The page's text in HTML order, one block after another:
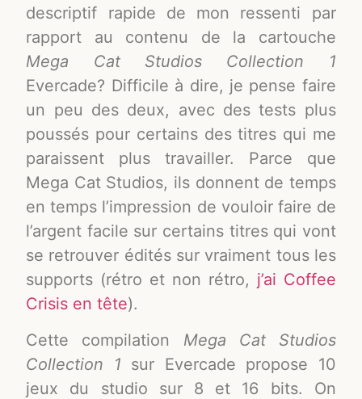
descriptif rapide de mon ressenti par
rapport au contenu de la cartouche
Mega Cat Studios Collection 1
Evercade? Difficile à dire, je pense faire
un peu des deux, avec des tests plus
poussés pour certains des titres qui me
paraissent plus travailler. Parce que
Mega Cat Studios, ils donnent de temps
en temps l’impression de vouloir faire de
l’argent facile sur certains titres qui vont
se retrouver édités sur vraiment tous les
supports (rétro et non rétro, j’ai Coffee
Crisis en tête).
Cette compilation Mega Cat Studios
Collection 1 sur Evercade propose 10
jeux du studio sur 8 et 16 bits. On